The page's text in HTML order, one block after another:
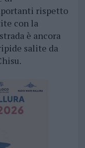
rispetto
con la
è ancora
salite da